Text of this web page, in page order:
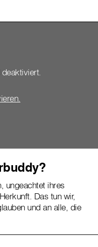
ungeachtet ihres
Das tun wir,
und an alle, die